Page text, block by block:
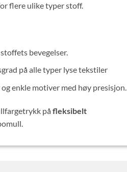
flere ulike typer stoff.
bevegelser.
på alle typer lyse tekstiler
enkle motiver med høy presisjon.
på fleksibelt